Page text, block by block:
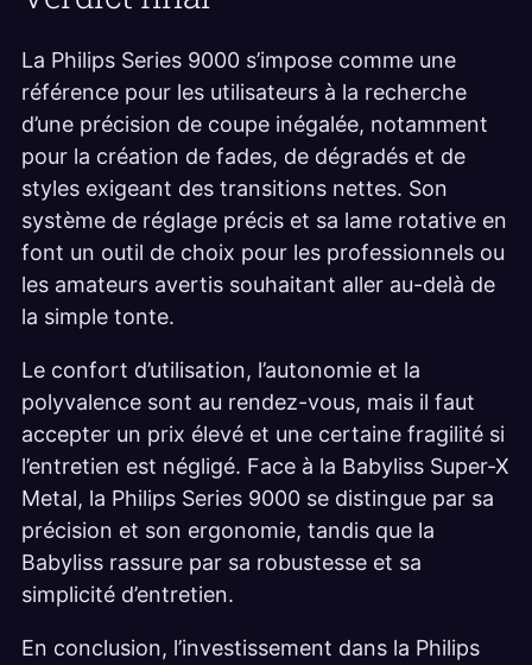
La Philips Series 9000 s’impose comme une
référence pour les utilisateurs à la recherche
d’une précision de coupe inégalée, notamment
pour la création de fades, de dégradés et de
styles exigeant des transitions nettes. Son
système de réglage précis et sa lame rotative en
font un outil de choix pour les professionnels ou
les amateurs avertis souhaitant aller au-delà de
la simple tonte.
Le confort d’utilisation, l’autonomie et la
polyvalence sont au rendez-vous, mais il faut
accepter un prix élevé et une certaine fragilité si
l’entretien est négligé. Face à la Babyliss Super-X
Metal, la Philips Series 9000 se distingue par sa
précision et son ergonomie, tandis que la
Babyliss rassure par sa robustesse et sa
simplicité d’entretien.
En conclusion, l’investissement dans la Philips